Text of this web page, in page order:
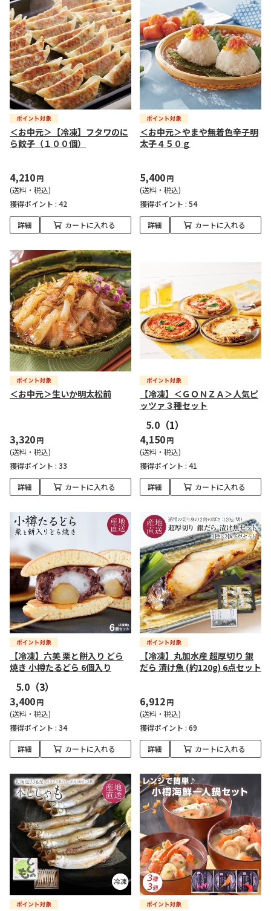
＜お中元＞【冷凍】フタワのに
ら餃子（１００個）
4,210円
(送料・税込)
獲得ポイント : 42
詳細 カートに入れる
＜お中元＞やまや無着色辛子明
太子４５０ｇ
5,400円
(送料・税込)
獲得ポイント : 54
詳細 カートに入れる
＜お中元＞生いか明太松前
3,320円
(送料・税込)
獲得ポイント : 33
詳細 カートに入れる
【冷凍】＜ＧＯＮＺＡ＞人気ピ
ッツァ３種セット
5.0 （1）
4,150円
(送料・税込)
獲得ポイント : 41
詳細 カートに入れる
【冷凍】六美 栗と餅入り どら
焼き 小樽たるどら 6個入り
5.0 （3）
3,400円
(送料・税込)
獲得ポイント : 34
詳細 カートに入れる
【冷凍】丸加水産 超厚切り 銀
だら 漬け魚 (約120g) 6点セット
6,912円
(送料・税込)
獲得ポイント : 69
詳細 カートに入れる